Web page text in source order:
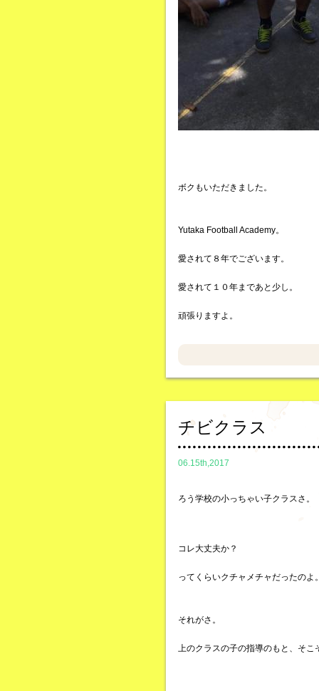
ボクもいただきました。
Yutaka Football Academy。
愛されて８年でございます。
愛されて１０年まであと少し。
頑張りますよ。
チビクラス
06.15th,2017
ろう学校の小っちゃい子クラスさ。
コレ大丈夫か？
ってくらいクチャメチャだったのよ
それがさ。
上のクラスの子の指導のもと、そこ